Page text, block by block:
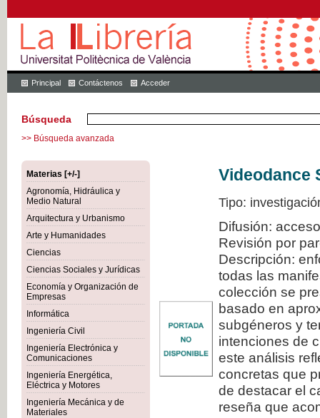
Principal Contáctenos Acceder
Búsqueda
>> Búsqueda avanzada
Materias [+/-]
Agronomía, Hidráulica y
Medio Natural
Arquitectura y Urbanismo
Arte y Humanidades
Ciencias
Ciencias Sociales y Jurídicas
Economía y Organización de
Empresas
Informática
Ingeniería Civil
Ingeniería Electrónica y
Comunicaciones
Ingeniería Energética,
Eléctrica y Motores
Ingeniería Mecánica y de
Materiales
Videodance
Tipo:
Difusión:
Revisión por
Descripción:
todas las
colección se
basado en
subgéneros y
intenciones de
este análisis
concretas que
de destacar el
reseña que